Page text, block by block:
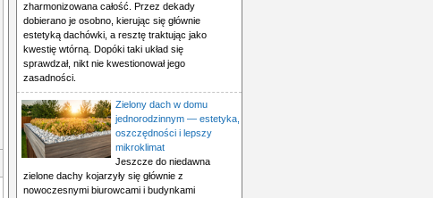
zharmonizowana całość. Przez dekady
dobierano je osobno, kierując się głównie
estetyką dachówki, a resztę traktując jako
kwestię wtórną. Dopóki taki układ się
sprawdzał, nikt nie kwestionował jego
zasadności.
Zielony dach w domu
jednorodzinnym — estetyka,
oszczędności i lepszy
mikroklimat
Jeszcze do niedawna
zielone dachy kojarzyły się głównie z
nowoczesnymi biurowcami i budynkami